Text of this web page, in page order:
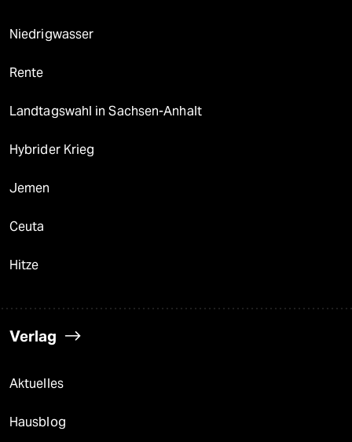
Niedrigwasser
Rente
Landtagswahl in Sachsen-Anhalt
Hybrider Krieg
Jemen
Ceuta
Hitze
Verlag
Aktuelles
Hausblog